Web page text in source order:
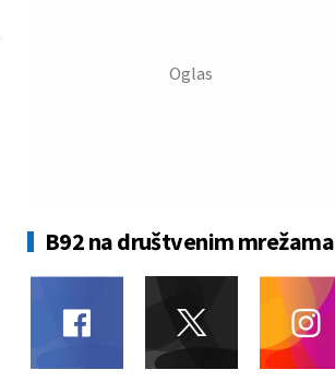
B92 na društvenim mrežama